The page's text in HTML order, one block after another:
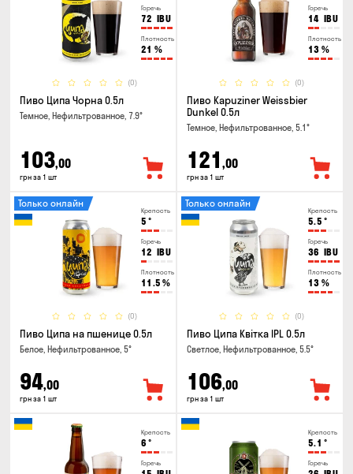
Горечь
72 IBU
Плотность
21 %
(0)
Пиво Ципа Чорна 0.5л
Темное, Нефильтрованное, 7.9°
103,00
грн за 1 шт
Горечь
14 IBU
Плотность
13 %
(0)
Пиво Kapuziner Weissbier
Dunkel 0.5л
Темное, Нефильтрованное, 5.1°
121 ,00
грн за 1 шт
Крепость
5 °
Горечь
12 IBU
Плотность
11.5 %
(0)
Только онлайн
Пиво Ципа на пшенице 0.5л
Белое, Нефильтрованное, 5°
94,00
грн за 1 шт
Крепость
5.5 °
Горечь
36 IBU
Плотность
13 %
(0)
Только онлайн
Пиво Ципа Квітка IPL 0.5л
Светлое, Нефильтрованное, 5.5°
106,00
грн за 1 шт
Крепость
6 °
Горечь
Крепость
5.1 °
Горечь